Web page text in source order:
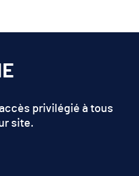
privilégié à tous
site.